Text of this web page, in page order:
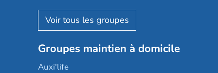
Aquarelia
Nexity edenea
Les jardins d'Arcadie
Occitalia
Korian
Emera
Groupe SOS
Le Noble Âge
Groupes maintien à domicile
Auxi'life